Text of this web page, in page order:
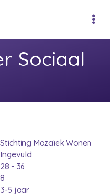
Sociaal
Stichting Mozaïek Wonen
Ingevuld
28 - 36
8
3-5 jaar